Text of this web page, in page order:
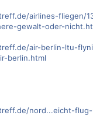
airlines-fliegen/
gewalt-oder-
air-berlin-ltu-
berlin.html
nord...eicht-